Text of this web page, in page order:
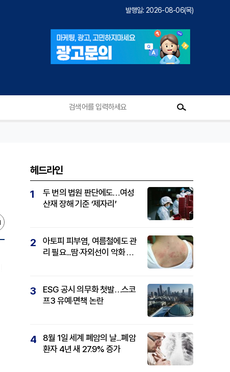
발행일: 2026-08-06(목)
헤드라인
1
두 번의 법원 판단에도…여성
산재 장해 기준 ‘제자리’
2
아토피 피부염, 여름철에도 관
리 필요...땀·자외선이 악화 요
3
ESG 공시 의무화 첫발…스코
프3 유예·면책 논란
4
8월 1일 세계 폐암의 날...폐암
환자 4년 새 27.9% 증가